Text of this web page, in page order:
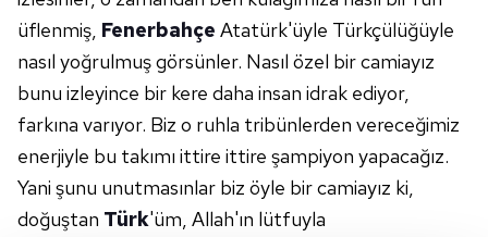
üflenmiş, Fenerbahçe Atatürk'üyle Türkçülüğüyle
nasıl yoğrulmuş görsünler. Nasıl özel bir camiayız
bunu izleyince bir kere daha insan idrak ediyor,
farkına varıyor. Biz o ruhla tribünlerden vereceğimiz
enerjiyle bu takımı ittire ittire şampiyon yapacağız.
Yani şunu unutmasınlar biz öyle bir camiayız ki,
doğuştan Türk'üm, Allah'ın lütfuyla